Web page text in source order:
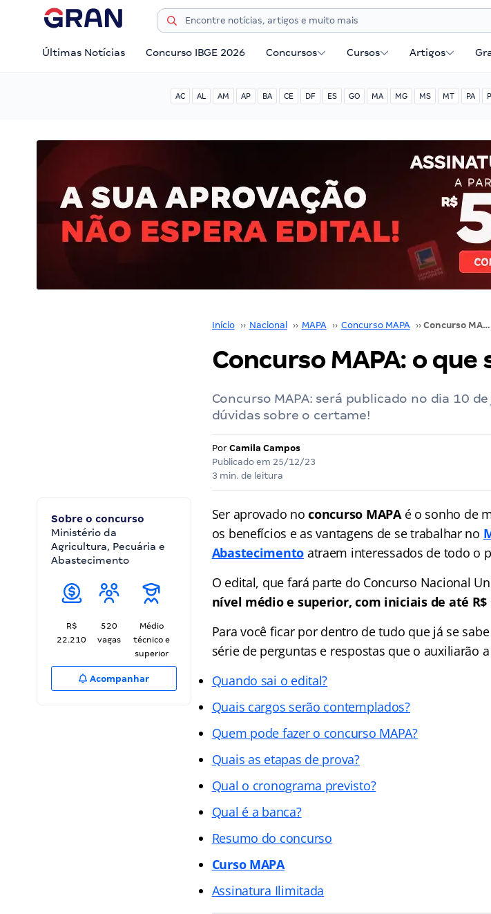
Últimas Notícias Concurso IBGE 2026 Concursos Cursos Artigos
AC AL AM AP BA CE DF ES GO MA MG MS MT PA
Início ›› Nacional ›› MAPA ›› Concurso MAPA ›› Concurso MAPA: o que se sabe até agora?
Concurso MAPA: o que
Concurso MAPA: será publicado no dia 10
dúvidas sobre o certame!
Por Camila Campos
Publicado em 25/12/23
3 min. de leitura
Sobre o concurso
Ministério da
Agricultura, Pecuária e
Abastecimento
R$
22.210
520
vagas
Médio
técnico e
superior
Acompanhar
Ser aprovado noconcurso MAPAé o sonho de
os benefícios e as vantagens de se trabalhar no
Abastecimento atraem interessados de todo o
O edital, que fará parte do Concurso Nacional
nível médio e superior, com iniciais de até R$
Para você ficar por dentro de tudo que já se
série de perguntas e respostas que o auxiliarão
Quando sai o edital?
Quais cargos serão contemplados?
Quem pode fazer o concurso MAPA?
Quais as etapas de prova?
Qual o cronograma previsto?
Qual é a banca?
Resumo do concurso
Curso MAPA
Assinatura Ilimitada